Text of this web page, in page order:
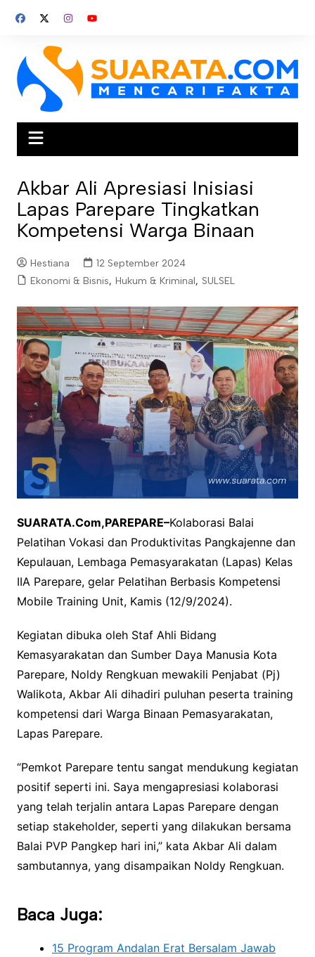
Akbar Ali Apresiasi Inisiasi
Lapas Parepare Tingkatkan
Kompetensi Warga Binaan
Hestiana
12 September 2024
Ekonomi & Bisnis, Hukum & Kriminal, SULSEL
SUARATA.Com,PAREPARE–Kolaborasi Balai
Pelatihan Vokasi dan Produktivitas Pangkajenne dan
Kepulauan, Lembaga Pemasyarakatan (Lapas) Kelas
IIA Parepare, gelar Pelatihan Berbasis Kompetensi
Mobile Training Unit, Kamis (12/9/2024).
Kegiatan dibuka oleh Staf Ahli Bidang
Kemasyarakatan dan Sumber Daya Manusia Kota
Parepare, Noldy Rengkuan mewakili Penjabat (Pj)
Walikota, Akbar Ali dihadiri puluhan peserta training
kompetensi dari Warga Binaan Pemasyarakatan,
Lapas Parepare.
“Pemkot Parepare tentu sangat mendukung kegiatan
positif seperti ini. Saya mengapresiasi kolaborasi
yang telah terjalin antara Lapas Parepare dengan
setiap stakeholder, seperti yang dilakukan bersama
Balai PVP Pangkep hari ini,” kata Akbar Ali dalam
sambutannya, yang disampaikan Noldy Rengkuan.
Baca Juga:
15 Program Andalan Erat Bersalam Jawab